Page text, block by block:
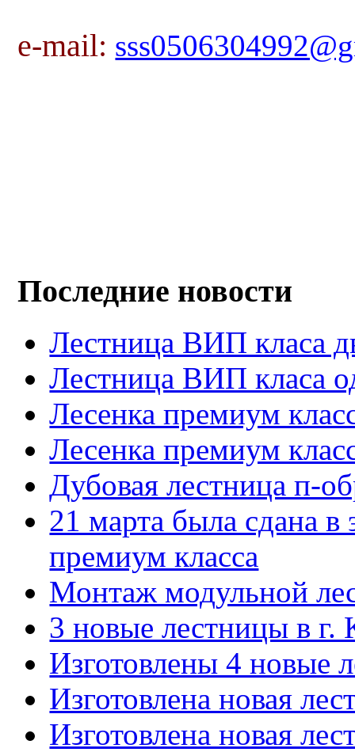
e-mail:
Последние новости
Лестница ВИП класа
Лестница ВИП класа
Лесенка премиум
Лесенка премиум
Дубовая лестница п-
21 марта была сдана в
премиум класса
Монтаж модульной
3 новые лестницы в г.
Изготовлены 4 новые
Изготовлена новая
Изготовлена новая